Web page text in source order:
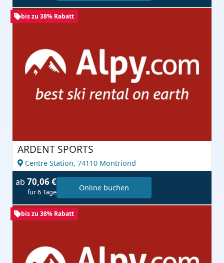
bis zu 38% Rabatt
ARDENT SPORTS
Centre Station, 74110 Montriond
ab 70,06 €
für 6 Tage Online buchen
bis zu 38% Rabatt